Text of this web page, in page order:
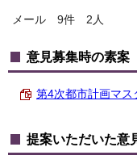
メール 9件 2人
意見募集時の素案
第4次都市計画マス
提案いただいた意